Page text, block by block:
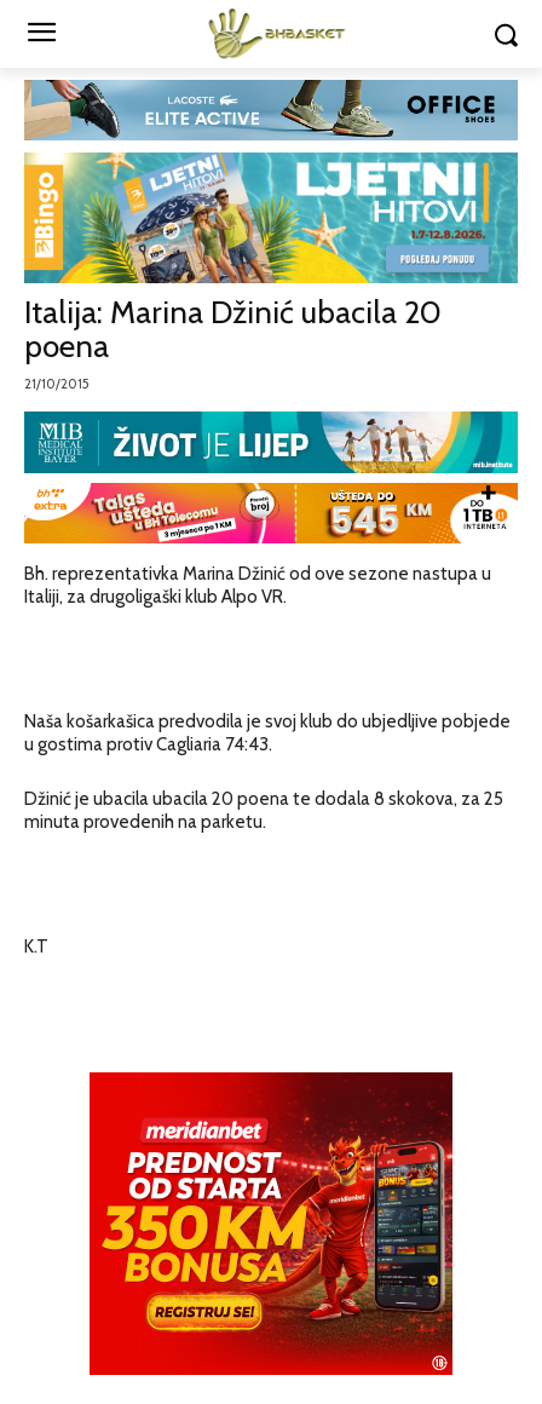
Italija: Marina Džinić ubacila 20
poena
21/10/2015
Bh. reprezentativka Marina Džinić od ove sezone nastupa u
Italiji, za drugoligaški klub Alpo VR.
Naša košarkašica predvodila je svoj klub do ubjedljive pobjede
u gostima protiv Cagliaria 74:43.
Džinić je ubacila ubacila 20 poena te dodala 8 skokova, za 25
minuta provedenih na parketu.
K.T